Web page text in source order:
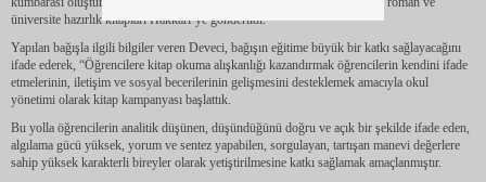
üniversite hazırlık kitapları Hakkari’ye gönderildi.
Yapılan bağışla ilgili bilgiler veren Deveci, bağışın eğitime büyük bir katkı sağlayacağını
ifade ederek, “Öğrencilere kitap okuma alışkanlığı kazandırmak öğrencilerin kendini ifade
etmelerinin, iletişim ve sosyal becerilerinin gelişmesini desteklemek amacıyla okul
yönetimi olarak kitap kampanyası başlattık.
Bu yolla öğrencilerin analitik düşünen, düşündüğünü doğru ve açık bir şekilde ifade eden,
algılama gücü yüksek, yorum ve sentez yapabilen, sorgulayan, tartışan manevi değerlere
sahip yüksek karakterli bireyler olarak yetiştirilmesine katkı sağlamak amaçlanmıştır.